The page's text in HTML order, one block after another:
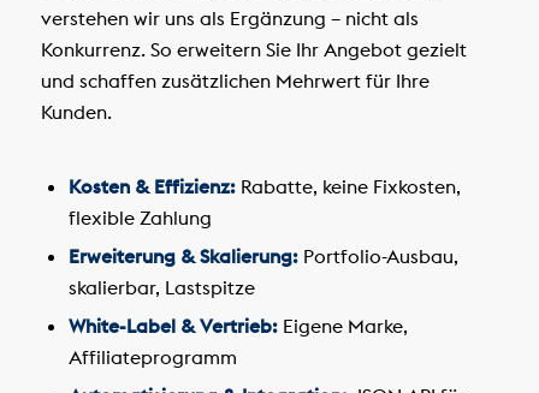
verstehen wir uns als Ergänzung – nicht als
Konkurrenz. So erweitern Sie Ihr Angebot gezielt
und schaffen zusätzlichen Mehrwert für Ihre
Kunden.
Kosten & Effizienz:Rabatte, keine Fixkosten,
flexible Zahlung
Erweiterung & Skalierung:Portfolio-Ausbau,
skalierbar, Lastspitze
White-Label & Vertrieb:Eigene Marke,
Affiliateprogramm